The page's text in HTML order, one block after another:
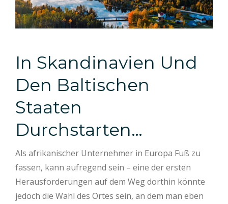
In Skandinavien Und
Den Baltischen
Staaten
Durchstarten…
Als afrikanischer Unternehmer in Europa Fuß zu
fassen, kann aufregend sein – eine der ersten
Herausforderungen auf dem Weg dorthin könnte
jedoch die Wahl des Ortes sein, an dem man eben